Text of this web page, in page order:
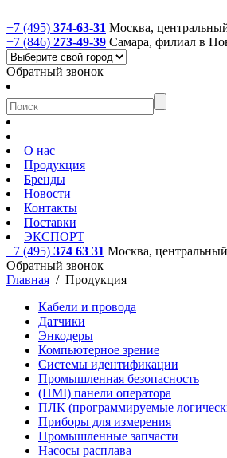
+7 (495) 374-63-31 Москва,
+7 (846) 273-49-39 Самара, филиал в
Обратный звонок
О нас
Продукция
Бренды
Новости
Контакты
Поставки
ЭКСПОРТ
+7 (495) 374 63 31 Москва,
Обратный звонок
Главная / Продукция
Кабели и провода
Датчики
Энкодеры
Компьютерное зрение
Системы идентификации
Промышленная безопасность
(HMI) панели оператора
ПЛК (программируемые
Приборы для измерения
Промышленные запчасти
Насосы расплава